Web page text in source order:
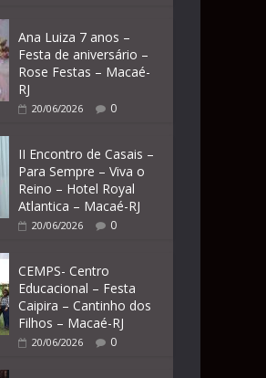
Ana Luiza 7 anos –
Festa de aniversário –
Rose Festas – Macaé-
RJ
20/06/2026 0
II Encontro de Casais –
Para Sempre – Viva o
Reino – Hotel Royal
Atlantica – Macaé-RJ
20/06/2026 0
CEMPS- Centro
Educacional – Festa
Caipira – Cantinho dos
Filhos – Macaé-RJ
20/06/2026 0